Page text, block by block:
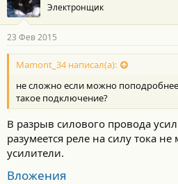
Электронщик
23 Фев 2015
Mamont_34 написал(а):
не сложно если можно
такое подключение?
В разрыв силового провода
разумеется реле на силу тока
усилители.
Вложения